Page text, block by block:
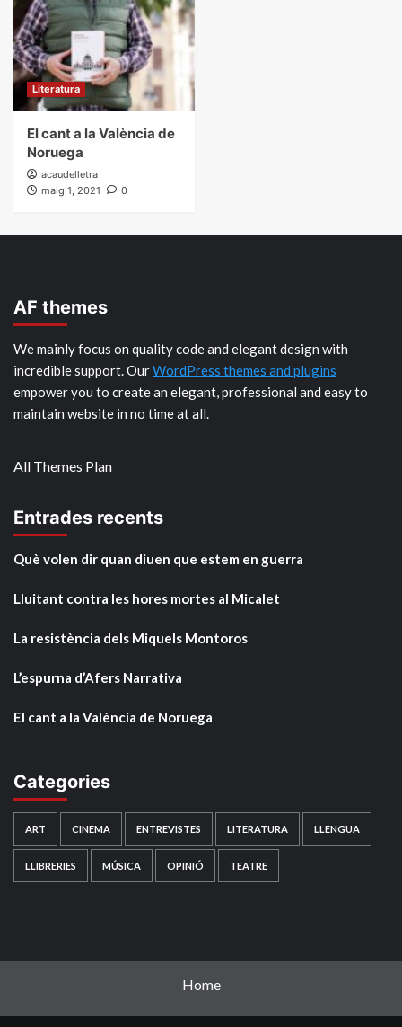
Literatura
El cant a la València de
Noruega
acaudelletra
maig 1, 2021
0
AF themes
We mainly focus on quality code and elegant design with
incredible support. OurWordPress themes and plugins
empower you to create an elegant, professional and easy to
maintain website in no time at all.
All Themes Plan
Entrades recents
Què volen dir quan diuen que estem en guerra
Lluitant contra les hores mortes al Micalet
La resistència dels Miquels Montoros
L’espurna d’Afers Narrativa
El cant a la València de Noruega
Categories
ART CINEMA ENTREVISTES LITERATURA LLENGUA
LLIBRERIES MÚSICA OPINIÓ TEATRE
Home